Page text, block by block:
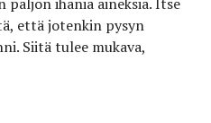
että jotenkin pysyn
Siitä tulee mukava,